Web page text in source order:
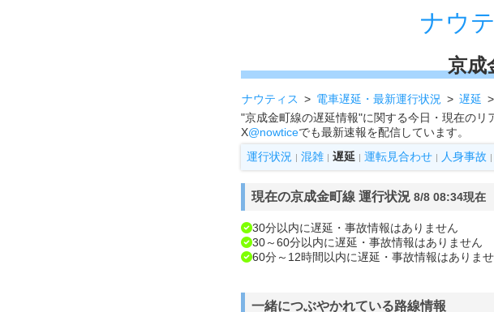
ナウ
京成
ナウティス 電車遅延・最新運行状況 遅延
"京成金町線の遅延情報"に関する今日・現在の
X@nowticeでも最新速報を配信しています。
運行状況
混雑 遅延 運転見合わせ 人身事故
現在の京成金町線 運行状況 8/8 08:34現在
30分以内に遅延・事故情報はありません
30～60分以内に遅延・事故情報はありません
60分～12時間以内に遅延・事故情報はありま
一緒につぶやかれている路線情報